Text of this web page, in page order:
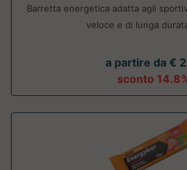
Barretta energetica adatta agli
veloce e di lunga
a partire da €
sconto